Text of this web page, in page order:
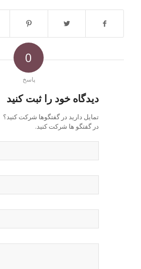
0
پاسخ
دیدگاه خود را ثبت کنید
تمایل دارید در گفتگوها شرکت کنید؟
در گفتگو ها شرکت کنید.